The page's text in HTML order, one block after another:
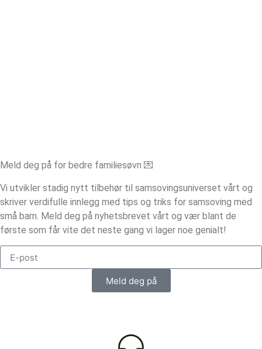
Meld deg på for bedre familiesøvn 💌
Vi utvikler stadig nytt tilbehør til samsovingsuniverset vårt og
skriver verdifulle innlegg med tips og triks for samsoving med
små barn. Meld deg på nyhetsbrevet vårt og vær blant de
første som får vite det neste gang vi lager noe genialt!
Meld deg på